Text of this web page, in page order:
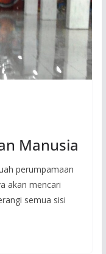
Manusia
perumpamaan
akan mencari
semua sisi